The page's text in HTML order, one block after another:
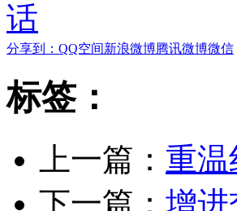
分享到： QQ空间新浪微博腾讯微博微信
标签：
上一篇： 重
下一篇： 增进